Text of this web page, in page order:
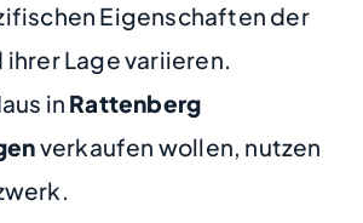
Eigenschaften der
Lage variieren.
in Rattenberg
verkaufen wollen, nutzen